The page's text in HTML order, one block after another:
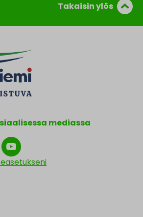
Takaisin ylös
mediassa